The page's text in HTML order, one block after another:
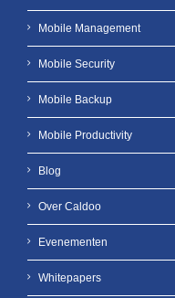
Mobile Management
Mobile Security
Mobile Backup
Mobile Productivity
Blog
Over Caldoo
Evenementen
Whitepapers